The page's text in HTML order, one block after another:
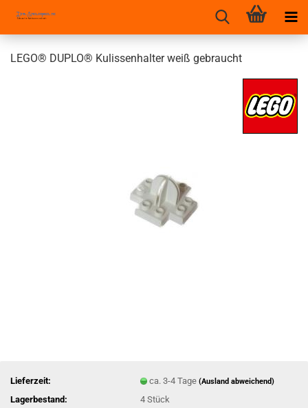
LEGO® DUPLO® Kulissenhalter weiß gebraucht
Lieferzeit: ca. 3-4 Tage(Ausland abweichend)
Lagerbestand: 4Stück